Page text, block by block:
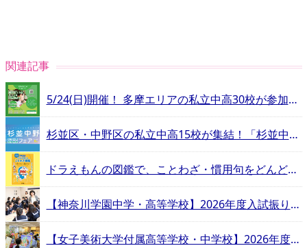
関連記事
5/24(日)開催！ 多摩エリアの私立中高30校が参加する合同相談会
杉並区・中野区の私立中高15校が集結！「杉並中野私立中学高等学校フェア」
ドラえもんの図鑑で、ことわざ・慣用句をどんどん覚えよう！
【神奈川学園中学・高等学校】2026年度入試振り返りインタビュー
【女子美術大学付属高等学校・中学校】2026年度入試振り返りインタビュー